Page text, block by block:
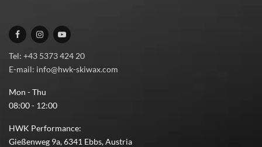
Tel: +43 5373 424 20
E-mail: info@hwk-skiwax.com
Mon - Thu
08:00 - 12:00
HWK Performance:
Gießenweg 9a, 6341 Ebbs, Austria